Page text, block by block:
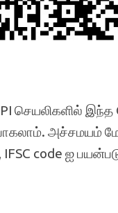
UPI செயலிகளில்
அச்சமயம்
code ஐ